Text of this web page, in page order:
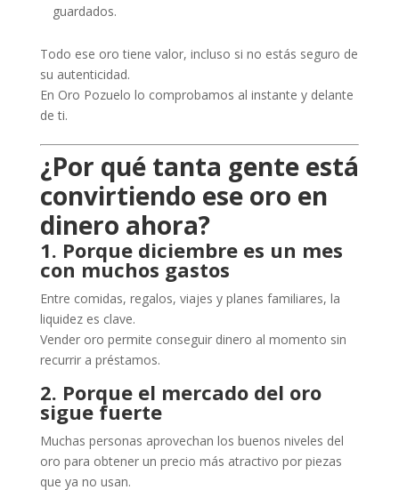
guardados.
Todo ese oro tiene valor, incluso si no estás seguro de
su autenticidad.
En Oro Pozuelo lo comprobamos al instante y delante
de ti.
¿Por qué tanta gente está
convirtiendo ese oro en
dinero ahora?
1. Porque diciembre es un mes
con muchos gastos
Entre comidas, regalos, viajes y planes familiares, la
liquidez es clave.
Vender oro permite conseguir dinero al momento sin
recurrir a préstamos.
2. Porque el mercado del oro
sigue fuerte
Muchas personas aprovechan los buenos niveles del
oro para obtener un precio más atractivo por piezas
que ya no usan.